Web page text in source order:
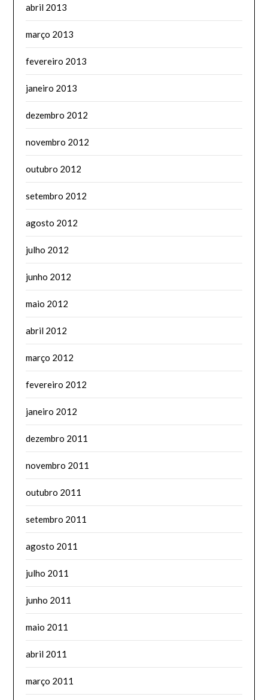
abril 2013
março 2013
fevereiro 2013
janeiro 2013
dezembro 2012
novembro 2012
outubro 2012
setembro 2012
agosto 2012
julho 2012
junho 2012
maio 2012
abril 2012
março 2012
fevereiro 2012
janeiro 2012
dezembro 2011
novembro 2011
outubro 2011
setembro 2011
agosto 2011
julho 2011
junho 2011
maio 2011
abril 2011
março 2011